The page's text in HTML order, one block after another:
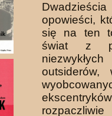
opowieści,
się na ten
świat z
out­siderów,
rozpaczliwie